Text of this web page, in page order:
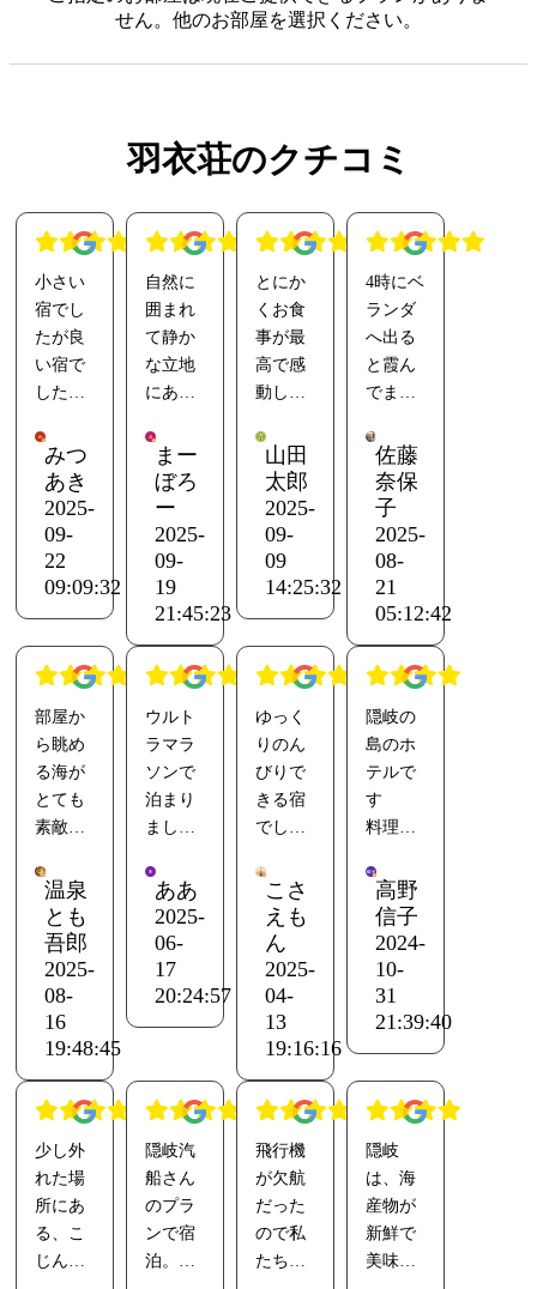
せん。他のお部屋を選択ください。
羽衣荘のクチコミ
小さい
宿でし
たが良
い宿で
した。
らは海
がしっ
かり見
えて部
屋も掃
除が行
綺麗で
した。
ご飯も
美味し
く、と
くに白
バイ貝
しかっ
たで
す。ワ
ンオペ
のお姉
さんが
受付時
や食事
の時に
説明を
しても
らった
りして
楽しく
みつ
あき
2025-
09-
22
09:09:32
自然に
囲まれ
て静か
な立地
にある
貴重な
宿泊施
設で
す。隠
岐の島
の風情
を感じ
うって
つけの
宿だと
思いま
す。
建物や
お風呂
の老朽
化は感
じるも
のの、
しっか
りとメ
ンスと
清掃が
いるの
で、全
く問題
はなく
とても
まー
ぼろ
ー
2025-
09-
19
21:45:23
とにか
くお食
事が最
高で感
動しま
お勧め
してい
ただい
た海藻
焼酎が
非常に
です。
女性の
スタッ
フさん
がとて
も気さ
くで、
しい滞
在にな
りまし
た。
山田
太郎
2025-
09-
09
14:25:32
4時にベ
ランダ
へ出る
と霞ん
でまし
山の
星、一
際光る
動く星
ISSが通
過して
いまし
ッキー
でした
羽衣荘
の夕食
は星5つ
食材も
良く、
ありセ
ンスを
感じま
した
提供の
タイミ
ング、
料理の
説明も
楽しく
美味し
い時間
を過ご
しまし
佐藤
奈保
子
2025-
08-
21
05:12:42
部屋か
ら眺め
る海が
とても
素敵で
従業員
の方も
明るく
親切で
安心で
きまし
た。
温泉
とも
吾郎
2025-
08-
16
19:48:45
ウルト
ラマラ
ソンで
泊まり
まし
理美味
しかっ
たし送
迎も充
実して
です。
またい
つか泊
まりに
いきた
い宿の1
つで
ああ
2025-
06-
17
20:24:57
ゆっく
りのん
びりで
きる宿
でし
つづつ
が丁寧
で親切
でゆっ
くり食
事も雰
囲気も
まし
た。出
張があ
れば使
いたい
宿でし
た。自
こさ
えも
ん
2025-
04-
13
19:16:16
隠岐の
島のホ
テルで
す
料理が
の事で
とても
楽しみ
に伺い
まし
た。
プせず
お願い
しまし
た。
味は薄
味（関
西
高野
信子
2024-
10-
31
21:39:40
少し外
れた場
所にあ
る、こ
じんま
隠岐汽
船さん
のプラ
ンで宿
泊。
飛行機
が欠航
だった
ので私
たちだ
隠岐
は、海
産物が
新鮮で
美味し